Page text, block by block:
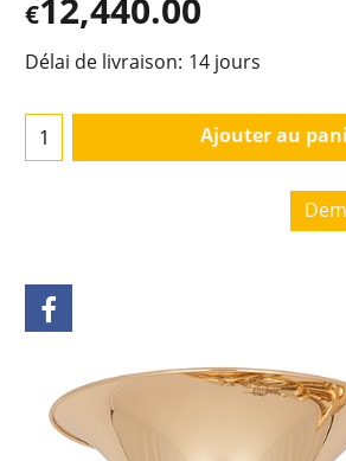
€12,440.00
Délai de livraison: 14 jours
Ajouter au